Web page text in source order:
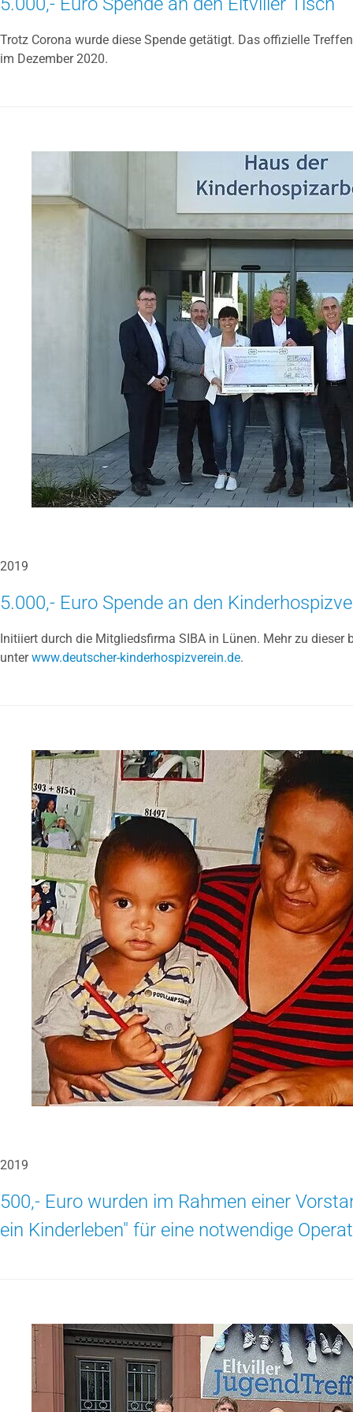
Trotz Corona wurde diese Spende getätigt. Das offizielle
im Dezember 2020.
2019
5.000,- Euro Spende an den
Initiiert durch die Mitgliedsfirma SIBA in Lünen. Mehr zu dieser
unterwww.deutscher-kinderhospizverein.de.
2019
500,- Euro wurden im Rahmen einer
ein Kinderleben" für eine notwendige